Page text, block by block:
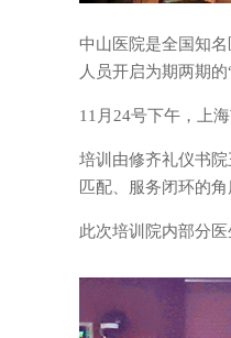
中山医院是全国知
人员开启为期两期的
11月24号下午，上
培训由修齐礼仪书
匹配、服务闭环的
此次培训院内部分